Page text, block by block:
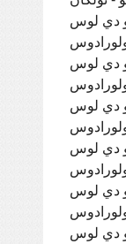
دي لوس
دي لوس
دي لوس
دي لوس
دي لوس
دي لوس